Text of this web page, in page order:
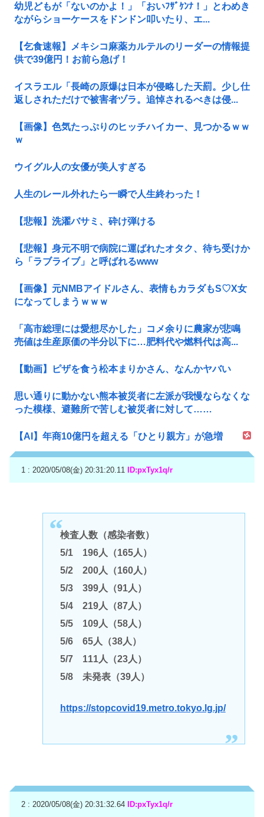
幼児どもが「ないのかよ！」「おいﾌｻﾞｹﾝﾅ！」とわめき
ながらショーケースをドンドン叩いたり、エ...
【乞食速報】メキシコ麻薬カルテルのリーダーの情報提
供で39億円！お前ら急げ！
イスラエル「長崎の原爆は日本が侵略した天罰。少し仕
返しされただけで被害者ヅラ。追悼されるべきは侵...
【画像】色気たっぷりのヒッチハイカー、見つかるｗｗ
ｗ
ウイグル人の女優が美人すぎる
人生のレール外れたら一瞬で人生終わった！
【悲報】洗濯バサミ、砕け弾ける
【悲報】身元不明で病院に運ばれたオタク、待ち受けか
ら「ラブライブ」と呼ばれるwww
【画像】元NMBアイドルさん、表情もカラダもS♡X女
になってしまうｗｗｗ
「高市総理には愛想尽かした」コメ余りに農家が悲鳴
売値は生産原価の半分以下に…肥料代や燃料代は高...
【動画】ピザを食う松本まりかさん、なんかヤバい
思い通りに動かない熊本被災者に左派が我慢ならなくな
った模様、避難所で苦しむ被災者に対して……
【AI】年商10億円を超える「ひとり親方」が急増
1 : 2020/05/08(金) 20:31:20.11 ID:pxTyx1q/r
検査人数（感染者数）
5/1 196人（165人）
5/2 200人（160人）
5/3 399人（91人）
5/4 219人（87人）
5/5 109人（58人）
5/6 65人（38人）
5/7 111人（23人）
5/8 未発表（39人）
https://stopcovid19.metro.tokyo.lg.jp/
2 : 2020/05/08(金) 20:31:32.64 ID:pxTyx1q/r